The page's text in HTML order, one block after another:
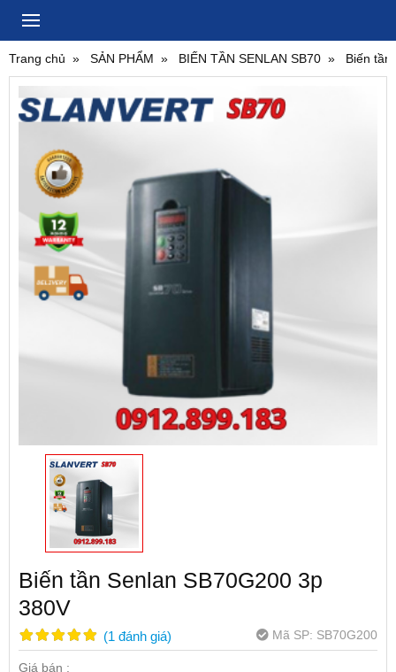
Trang chủ SẢN PHẨM BIẾN TẦN SENLAN SB70 Biến tần
Biến tần Senlan SB70G200 3p
380V
(1 đánh giá) Mã SP: SB70G200
Giá bán :